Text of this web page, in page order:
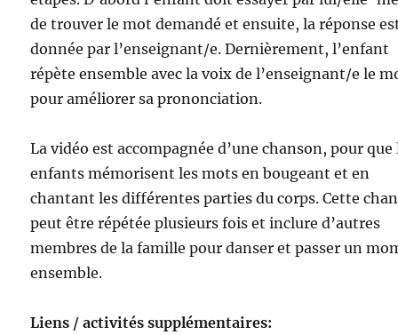
de trouver le mot demandé et ensuite, la réponse
donnée par l’enseignant/e. Dernièrement, l’enfant
répète ensemble avec la voix de l’enseignant/e le
pour améliorer sa prononciation.
La vidéo est accompagnée d’une chanson, pour que
enfants mémorisent les mots en bougeant et en
chantant les différentes parties du corps. Cette
peut être répétée plusieurs fois et inclure d’autres
membres de la famille pour danser et passer un
ensemble.
Liens / activités supplémentaires: